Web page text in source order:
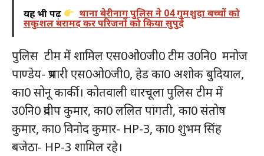
यह भी पढ़ें थाना बेरीनाग पुलिस ने 04 गुमशुदा बच्चों को
सकुशल बरामद कर परिजनों को किया सुपुर्द
पुलिस टीम में शामिल एस0ओ0जी0 टीम उ0नि0 मनोज
पाण्डेय- प्रभारी एस0ओ0जी0, हेड का0 अशोक बुदियाल,
का0 सोनू कार्की। कोतवाली धारचूला पुलिस टीम में
उ0नि0 प्रदीप कुमार, का0 ललित पांगती, का0 संतोष
कुमार, का0 विनोद कुमार- HP-3, का0 शुभम सिंह
बजेठा- HP-3 शामिल रहे।